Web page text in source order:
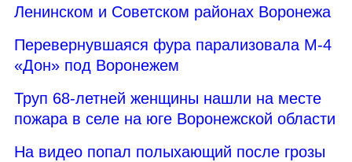
Ленинском и Советском районах Воронежа
Перевернувшаяся фура парализовала М-4
«Дон» под Воронежем
Труп 68-летней женщины нашли на месте
пожара в селе на юге Воронежской области
На видео попал полыхающий после грозы